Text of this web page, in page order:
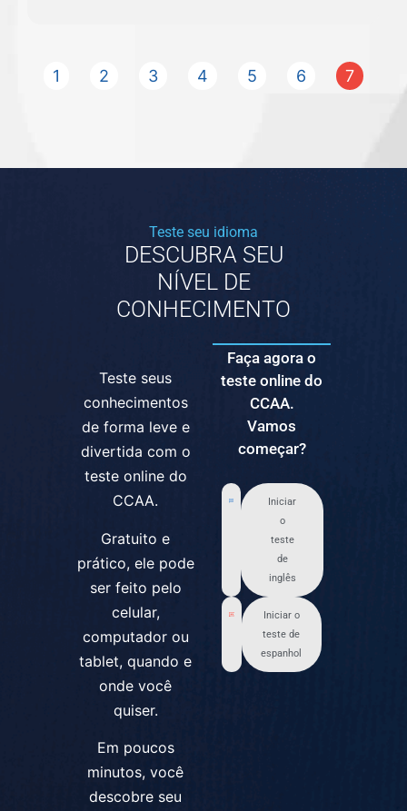
1 2 3 4 5 6 7
Teste seu idioma
DESCUBRA SEU
NÍVEL DE
CONHECIMENTO
Teste seus
conhecimentos
de forma leve e
divertida com o
teste online do
CCAA.
Gratuito e
prático, ele pode
ser feito pelo
celular,
computador ou
tablet, quando e
onde você
quiser.
Em poucos
minutos, você
descobre seu
Faça agora o
teste online do
CCAA.
Vamos
começar?
Iniciar
o
teste
de
inglês
Iniciar o
teste de
espanhol